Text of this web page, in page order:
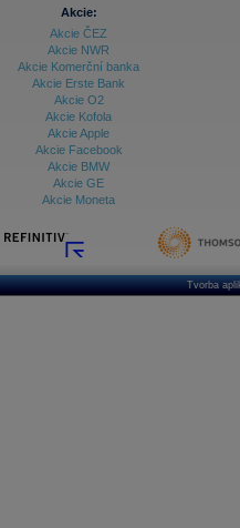
Akcie:
Akcie ČEZ
Akcie NWR
Akcie Komerční banka
Akcie Erste Bank
Akcie O2
Akcie Kofola
Akcie Apple
Akcie Facebook
Akcie BMW
Akcie GE
Akcie Moneta
Tvorba